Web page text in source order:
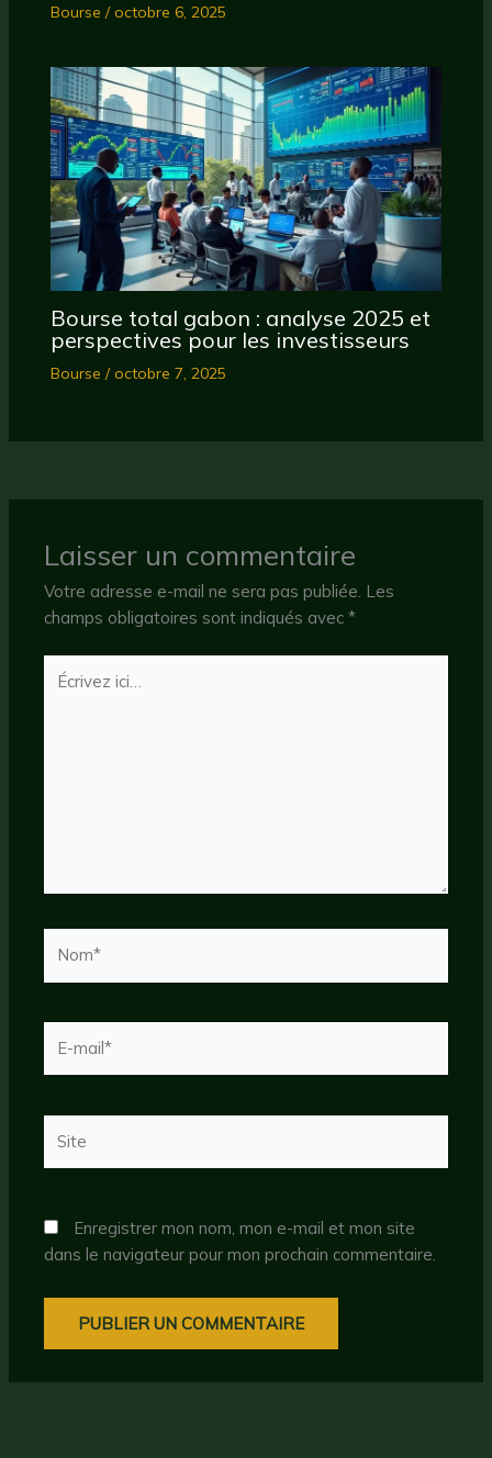
Bourse /octobre 6, 2025
Bourse total gabon : analyse 2025 et
perspectives pour les investisseurs
Bourse /octobre 7, 2025
Laisser un commentaire
Votre adresse e-mail ne sera pas publiée. Les
champs obligatoires sont indiqués avec*
Écrivez
ici…
mail*
Enregistrer mon nom, mon e-mail et mon site
dans le navigateur pour mon prochain commentaire.